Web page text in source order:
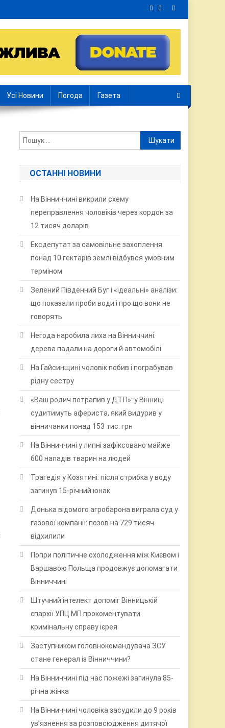
Усі Новини Погода Газета
Пошук:
ОСТАННІ НОВИНИ
На Вінниччині викрили схему
переправлення чоловіків через кордон за
12 тисяч доларів
Ексдепутат за самовільне захоплення
понад 10 гектарів землі відбувся умовним
терміном
Зелений Південний Буг і «ідеальні» аналізи:
що показали проби води і про що вони не
говорять
Негода наробила лиха на Вінниччині:
дерева падали на дороги й автомобілі
На Гайсинщині чоловік побив і пограбував
рідну сестру
«Ваш родич потрапив у ДТП»: у Вінниці
судитимуть афериста, який видурив у
вінничанки понад 153 тис. грн
На Вінниччині у липні зафіксовано майже
600 нападів тварин на людей
Трагедія у Козятині: після стрибка у воду
загинув 15-річний юнак
Донька відомого агробарона виграла суд у
газової компанії: позов на 729 тисяч
відхилили
Попри політичне охолодження між Києвом і
Варшавою Польща продовжує допомагати
Вінниччині
Штучний інтелект допоміг Вінницькій
єпархії УПЦ МП прокоментувати
кримінальну справу ієрея
Заступником головнокомандувача ЗСУ
стане генерал із Вінниччини?
На Вінниччині під час пожежі загинула 85-
річна жінка
На Вінниччині чоловіка засудили до 9 років
ув’язнення за розповсюдження дитячої